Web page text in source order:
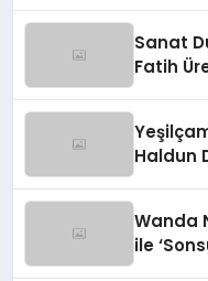
Sanat
Fatih
Haldun
Wanda
ile